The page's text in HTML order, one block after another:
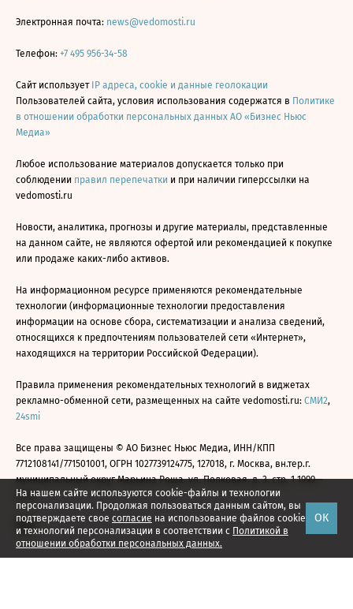
На нашем сайте используются cookie-файлы и технологии
персонализации. Продолжая пользоваться данным сайтом, вы
подтверждаете свое согласие на использование файлов cookie
и технологий персонализации в соответствии с Политикой в
отношении обработки персональных данных.
ОК
Электронная почта: news@vedomosti.ru
Телефон: +7 495 956-34-58
Сайт использует IP адреса, cookie и данные геолокации
Пользователей сайта, условия использования содержатся в Политике
в отношении обработки персональных данных АО «Бизнес Ньюс
Медиа»
Любое использование материалов допускается только при
соблюдении правил перепечатки и при наличии гиперссылки на
vedomosti.ru
Новости, аналитика, прогнозы и другие материалы, представленные
на данном сайте, не являются офертой или рекомендацией к покупке
или продаже каких-либо активов.
На информационном ресурсе применяются рекомендательные
технологии (информационные технологии предоставления
информации на основе сбора, систематизации и анализа сведений,
относящихся к предпочтениям пользователей сети «Интернет»,
находящихся на территории Российской Федерации).
Правила применения рекомендательных технологий в виджетах
рекламно-обменной сети, размещенных на сайте vedomosti.ru: СМИ2,
24smi
Все права защищены © АО Бизнес Ньюс Медиа, ИНН/КПП
7712108141/771501001, ОГРН 1027739124775, 127018, г. Москва, вн.тер.г.
муниципальный округ Марьина Роща, ул. Полковая, д. 3, стр. 1 1999—
2026